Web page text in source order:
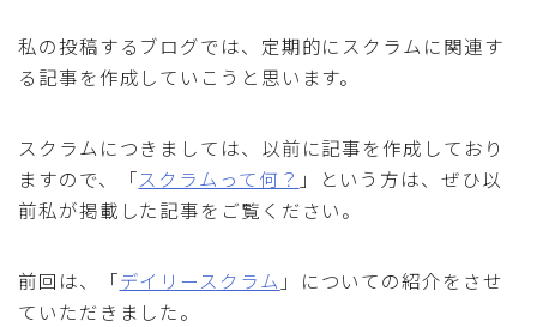
私の投稿するブログでは、定期的にスクラムに関連す
る記事を作成していこうと思います。
スクラムにつきましては、以前に記事を作成しており
ますので、「スクラムって何？ 」という方は、ぜひ以
前私が掲載した記事をご覧ください。
前回は、「デイリースクラム 」についての紹介をさせ
ていただきました。